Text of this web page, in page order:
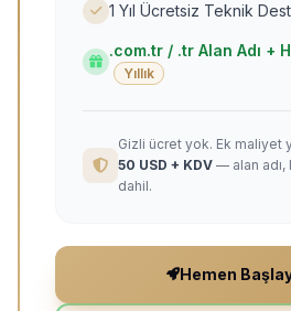
1 Yıl Ücretsiz Teknik
.com.tr / .tr Alan Adı +
Yıllık
Gizli ücret yok. Ek maliyet
50 USD + KDV — alan
dahil.
Hemen